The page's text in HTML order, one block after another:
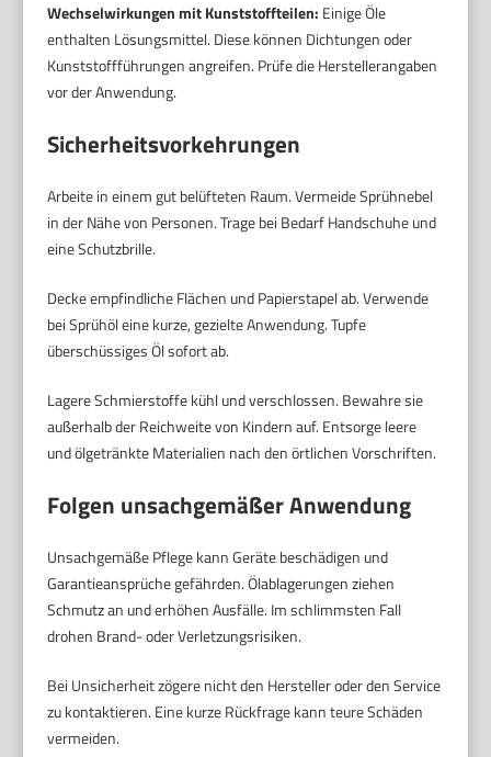
Wechselwirkungen mit Kunststoffteilen: Einige Öle
enthalten Lösungsmittel. Diese können Dichtungen oder
Kunststoffführungen angreifen. Prüfe die Herstellerangaben
vor der Anwendung.
Sicherheitsvorkehrungen
Arbeite in einem gut belüfteten Raum. Vermeide Sprühnebel
in der Nähe von Personen. Trage bei Bedarf Handschuhe und
eine Schutzbrille.
Decke empfindliche Flächen und Papierstapel ab. Verwende
bei Sprühöl eine kurze, gezielte Anwendung. Tupfe
überschüssiges Öl sofort ab.
Lagere Schmierstoffe kühl und verschlossen. Bewahre sie
außerhalb der Reichweite von Kindern auf. Entsorge leere
und ölgetränkte Materialien nach den örtlichen Vorschriften.
Folgen unsachgemäßer Anwendung
Unsachgemäße Pflege kann Geräte beschädigen und
Garantieansprüche gefährden. Ölablagerungen ziehen
Schmutz an und erhöhen Ausfälle. Im schlimmsten Fall
drohen Brand- oder Verletzungsrisiken.
Bei Unsicherheit zögere nicht den Hersteller oder den Service
zu kontaktieren. Eine kurze Rückfrage kann teure Schäden
vermeiden.